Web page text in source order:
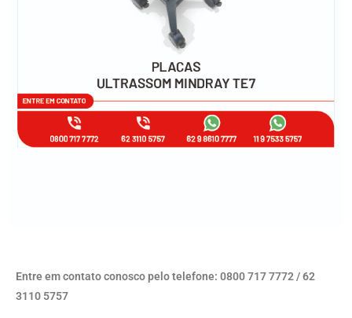
Entre em contato conosco pelo telefone: 0800 717 7772 / 62
3110 5757